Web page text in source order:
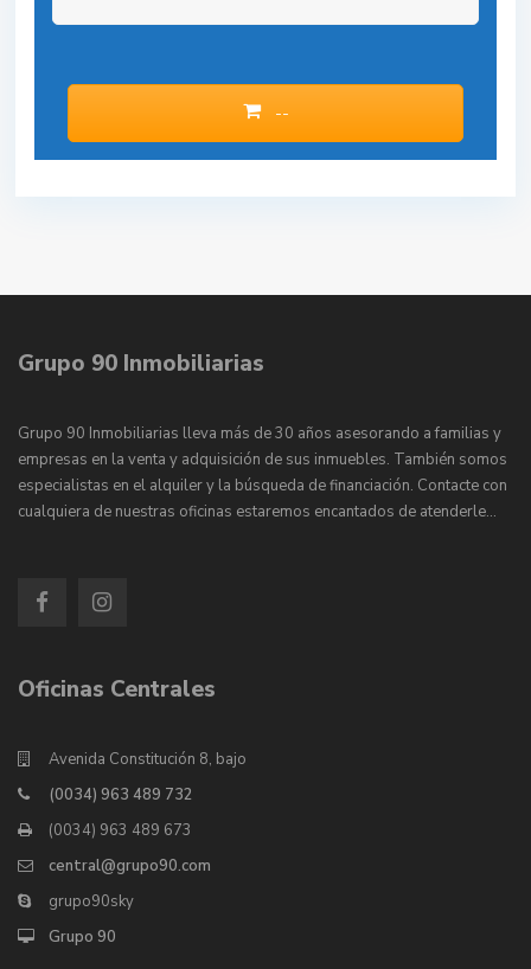
--
Grupo 90 Inmobiliarias
Grupo 90 Inmobiliarias lleva más de 30 años asesorando a familias y
empresas en la venta y adquisición de sus inmuebles. También somos
especialistas en el alquiler y la búsqueda de financiación. Contacte con
cualquiera de nuestras oficinas estaremos encantados de atenderle…
Oficinas Centrales
Avenida Constitución 8, bajo
(0034) 963 489 732
(0034) 963 489 673
central@grupo90.com
grupo90sky
Grupo 90